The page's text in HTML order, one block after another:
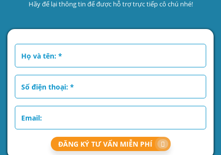
Hãy để lại thông tin để được hỗ trợ trực tiếp cô chú nhé!
ĐĂNG KÝ TƯ VẤN MIỄN PHÍ